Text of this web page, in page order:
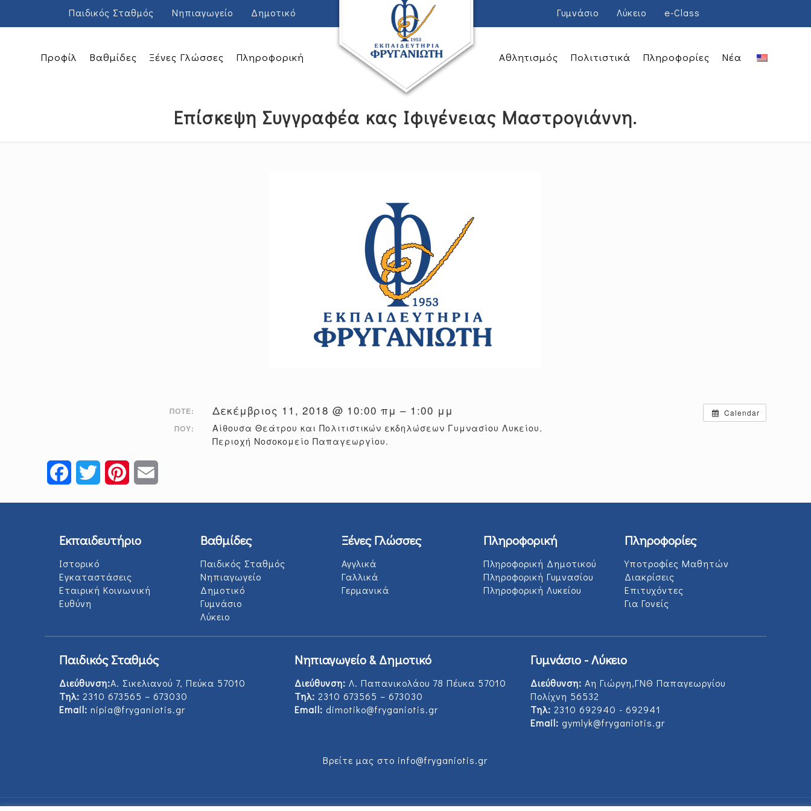
Παιδικός Σταθμός Νηπιαγωγείο Δημοτικό Γυμνάσιο Λύκειο e-Class
Προφίλ Βαθμίδες Ξένες Γλώσσες Πληροφορική Αθλητισμός Πολιτιστικά Πληροφορίες Νέα
Επίσκεψη Συγγραφέα κας Ιφιγένειας Μαστρογιάννη.
Calendar
ΠΌΤΕ: Δεκέμβριος 11, 2018 @ 10:00 πμ – 1:00 μμ
ΠΟΎ:
Αίθουσα Θεάτρου και Πολιτιστικών εκδηλώσεων Γυμνασίου Λυκείου.
Περιοχή Νοσοκομείο Παπαγεωργίου.
FacebookTwitter Pinterest
Εκπαιδευτήριο
Ιστορικό
Εγκαταστάσεις
Εταιρική Κοινωνική
Ευθύνη
Βαθμίδες
Παιδικός Σταθμός
Νηπιαγωγείο
Δημοτικό
Γυμνάσιο
Λύκειο
Ξένες Γλώσσες
Αγγλικά
Γαλλικά
Γερμανικά
Πληροφορική
Πληροφορική Δημοτικού
Πληροφορική Γυμνασίου
Πληροφορική Λυκείου
Πληροφορίες
Υποτροφίες Μαθητών
Διακρίσεις
Επιτυχόντες
Για Γονείς
Παιδικός Σταθμός
Διεύθυνση:Α. Σικελιανού 7, Πεύκα 57010
Τηλ: 2310 673565 – 673030
Email: nipia@fryganiotis.gr
Νηπιαγωγείο & Δημοτικό
Διεύθυνση: Λ. Παπανικολάου 78 Πέυκα 57010
Τηλ: 2310 673565 – 673030
Email: dimotiko@fryganiotis.gr
Γυμνάσιο - Λύκειο
Διεύθυνση: Αη Γιώργη,ΓΝΘ Παπαγεωργίου
Πολίχνη 56532
Τηλ: 2310 692940 - 692941
Email: gymlyk@fryganiotis.gr
Βρείτε μας στο info@fryganiotis.gr